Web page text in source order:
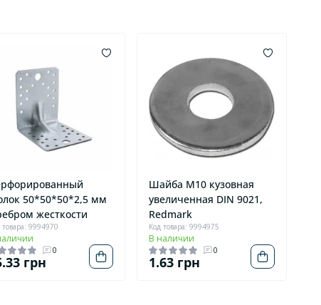
50*50*50*2,5 мм
жесткости
товара: 9994970
0
грн
Шайба М10 кузовная
увеличенная DIN 9021,
Redmark
Код товара: 9994975
В наличии
0
1.63 грн